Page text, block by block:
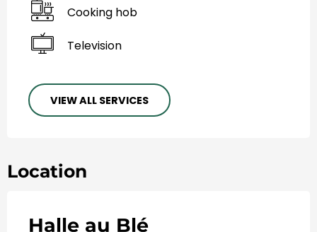
Cooking hob
Television
VIEW ALL SERVICES
Location
Halle au Blé